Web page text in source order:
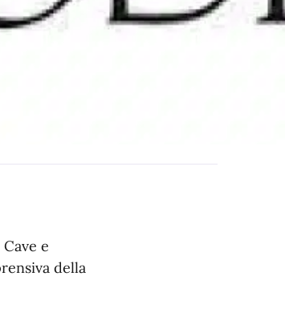
e
della